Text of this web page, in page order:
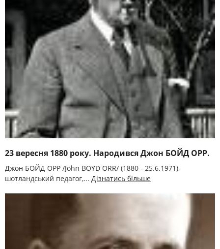
23 вересня 1880 року. Народився Джон БОЙД ОРР.
Джон БОЙД ОРР /John BOYD ORR/ (1880 - 25.6.1971),
шотландський педагог,... Дізнатись більше